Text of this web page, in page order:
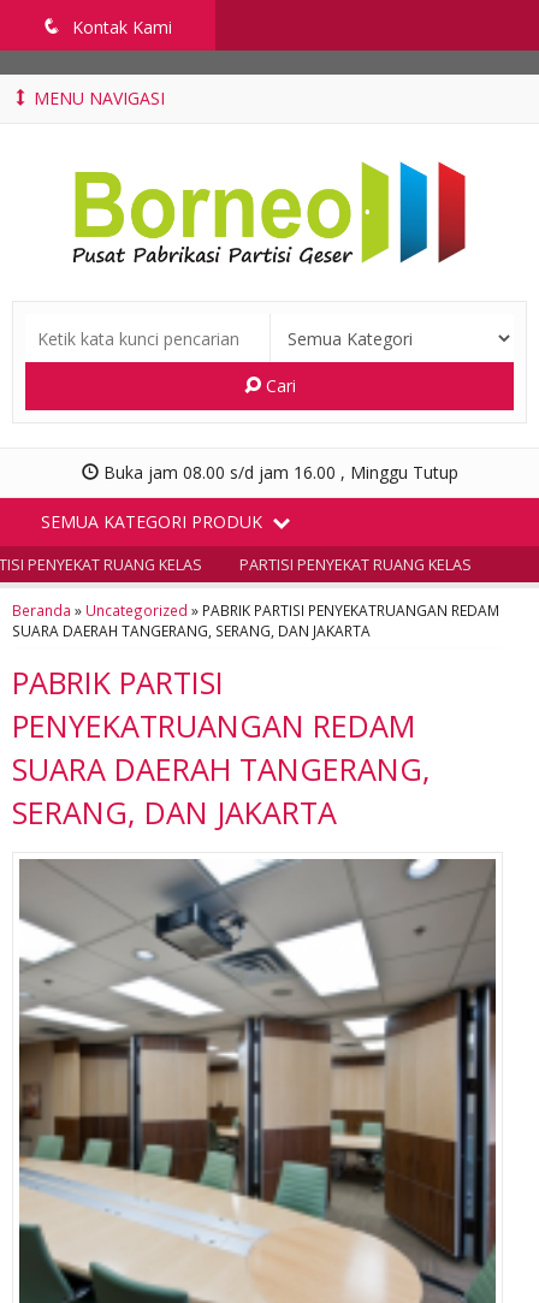
q Kontak Kami
MENU NAVIGASI
Cari
Buka jam 08.00 s/d jam 16.00 , Minggu Tutup
SEMUA KATEGORI PRODUK
PENYEKAT RUANG KELAS PARTISI PENYEKAT RUANG KELAS
Beranda » Uncategorized » PABRIK PARTISI PENYEKATRUANGAN REDAM
SUARA DAERAH TANGERANG, SERANG, DAN JAKARTA
PABRIK PARTISI
PENYEKATRUANGAN REDAM
SUARA DAERAH TANGERANG,
SERANG, DAN JAKARTA